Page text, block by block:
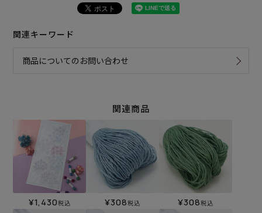
関連キーワード
商品についてのお問い合わせ
関連商品
¥1,430税込 ¥308税込 ¥308税込